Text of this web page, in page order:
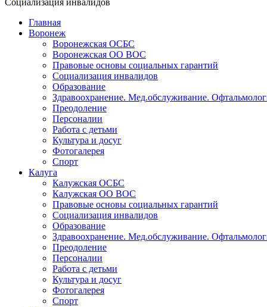
Воронеж
Воронежская ОСБС
Воронежская ОО ВОС
Правовые основы социальных гарантий
Социализация инвалидов
Образование
Здравоохранение. Мед.обслуживание.
Преодоление
Персоналии
Работа с детьми
Культура и досуг
Фотогалерея
Спорт
Калуга
Калужская ОСБС
Калужская ОО ВОС
Правовые основы социальных гарантий
Социализация инвалидов
Образование
Здравоохранение. Мед.обслуживание.
Преодоление
Персоналии
Работа с детьми
Культура и досуг
Фотогалерея
Спорт
Орел